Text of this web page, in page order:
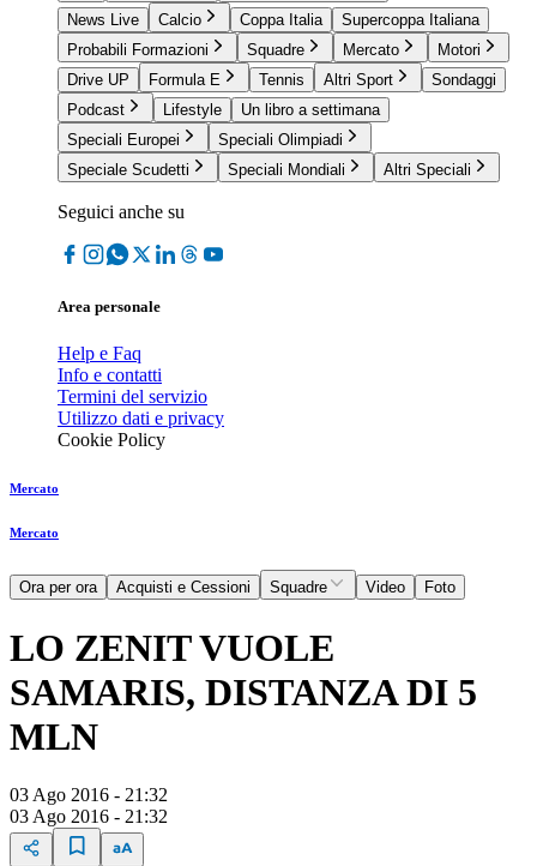
News Live
Calcio Coppa Italia
Supercoppa Italiana
Probabili Formazioni
Squadre Mercato
Motori
Drive UP
Formula E Tennis Altri Sport
Sondaggi
Podcast
Lifestyle
Un libro a settimana
Speciali Europei
Speciali Olimpiadi
Speciale Scudetti
Speciali Mondiali Altri Speciali
Seguici anche su
Area personale
Help e Faq
Info e contatti
Termini del servizio
Utilizzo dati e privacy
Cookie Policy
Mercato
Mercato
Ora per ora Acquisti e Cessioni Squadre Video Foto
LO ZENIT VUOLE
SAMARIS, DISTANZA DI 5
MLN
03 Ago 2016 - 21:32
03 Ago 2016 - 21:32